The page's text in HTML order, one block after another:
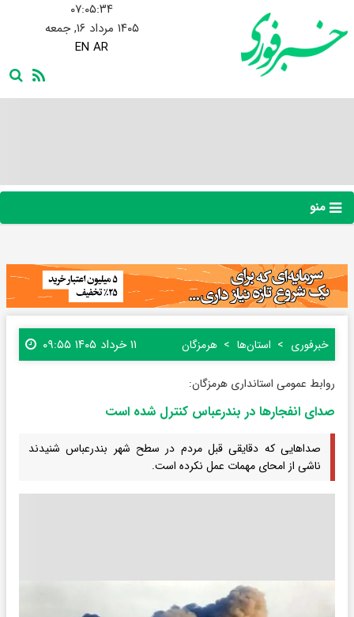
۰۷:۰۵:۳۵
۱۴۰۵ مرداد ۱۶, جمعه
EN AR
منو
خبرفوری استان‌ها هرمزگان ۱۱ خرداد ۱۴۰۵ ۰۹:۵۵
روابط عمومی استانداری هرمزگان:
صدای انفجارها در بندرعباس کنترل شده است
صدا‌هایی که دقایقی قبل مردم در سطح شهر بندرعباس شنیدند
ناشی از امحای مهمات عمل نکرده است.